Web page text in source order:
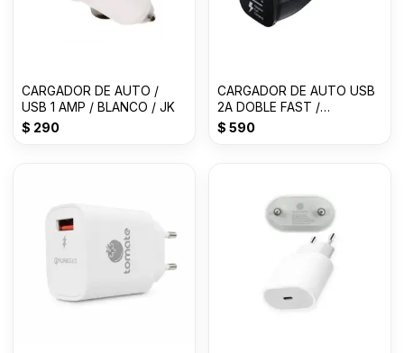
CARGADOR DE AUTO /
USB 1 AMP / BLANCO / JK
$ 290
CARGADOR DE AUTO USB
2A DOBLE FAST /
SAMSUNG
$ 590